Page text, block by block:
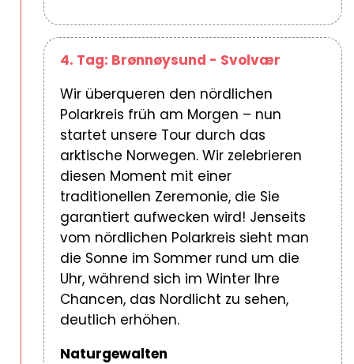
4. Tag: Brønnøysund - Svolvær
Wir überqueren den nördlichen
Polarkreis früh am Morgen – nun
startet unsere Tour durch das
arktische Norwegen. Wir zelebrieren
diesen Moment mit einer
traditionellen Zeremonie, die Sie
garantiert aufwecken wird! Jenseits
vom nördlichen Polarkreis sieht man
die Sonne im Sommer rund um die
Uhr, während sich im Winter Ihre
Chancen, das Nordlicht zu sehen,
deutlich erhöhen.
Naturgewalten